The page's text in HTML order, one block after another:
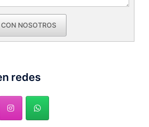
NOSOTROS
redes